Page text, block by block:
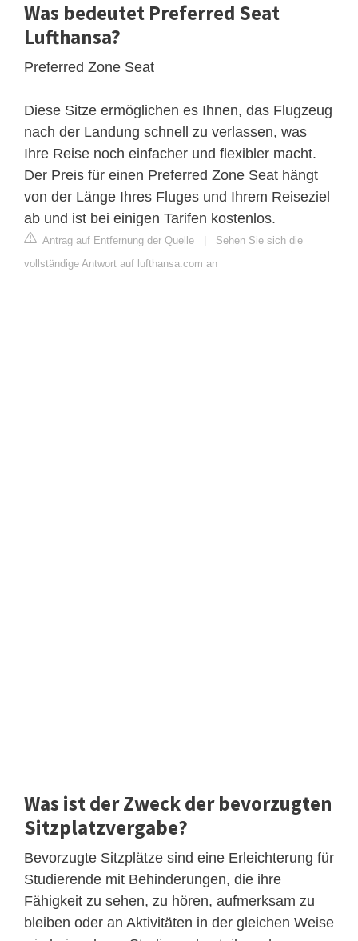
Was bedeutet Preferred Seat
Lufthansa?
Preferred Zone Seat
Diese Sitze ermöglichen es Ihnen, das Flugzeug
nach der Landung schnell zu verlassen, was
Ihre Reise noch einfacher und flexibler macht.
Der Preis für einen Preferred Zone Seat hängt
von der Länge Ihres Fluges und Ihrem Reiseziel
ab und ist bei einigen Tarifen kostenlos.
Antrag auf Entfernung der Quelle | Sehen Sie sich die
vollständige Antwort auf lufthansa.com an
Was ist der Zweck der bevorzugten
Sitzplatzvergabe?
Bevorzugte Sitzplätze sind eine Erleichterung für
Studierende mit Behinderungen, die ihre
Fähigkeit zu sehen, zu hören, aufmerksam zu
bleiben oder an Aktivitäten in der gleichen Weise